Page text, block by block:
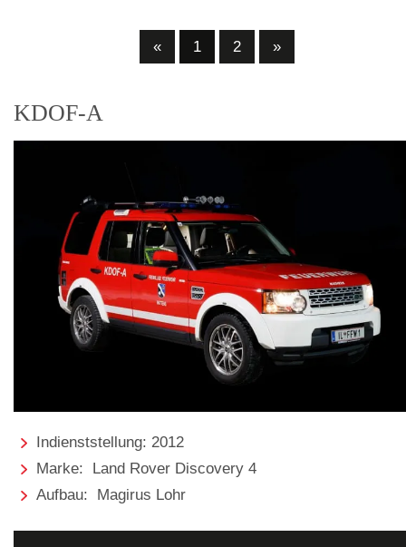
« 1 2 »
KDOF-A
Indienststellung: 2012
Marke: Land Rover Discovery 4
Aufbau: Magirus Lohr